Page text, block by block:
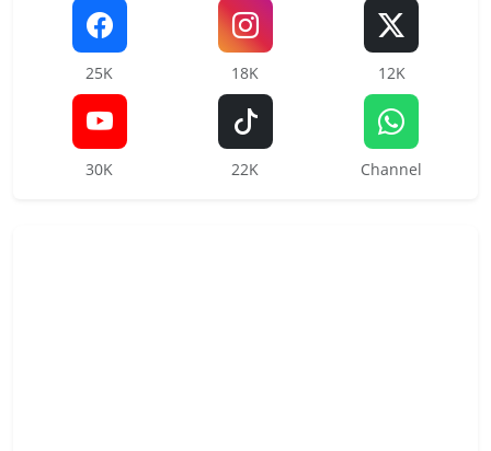
25K 18K 12K
30K 22K Channel